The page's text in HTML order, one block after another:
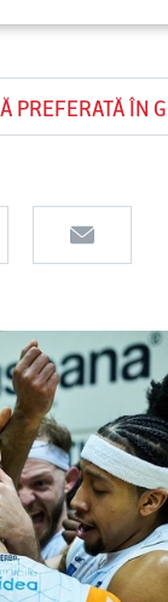
PREFERATĂ ÎN